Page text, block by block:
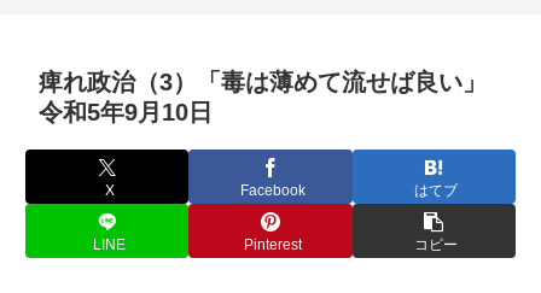
痺れ政治（3）「毒は薄めて流せば良い」
令和5年9月10日
X Facebook はてブ
LINE Pinterest コピー